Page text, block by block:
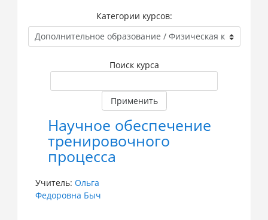
Категории курсов:
Поиск курса
Применить
Научное обеспечение
тренировочного
процесса
Учитель: Ольга
Федоровна Быч